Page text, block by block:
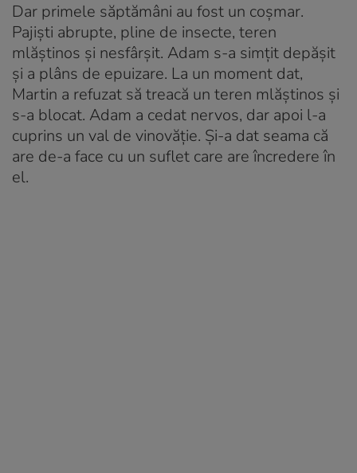
Dar primele săptămâni au fost un coșmar.
Pajiști abrupte, pline de insecte, teren
mlăștinos și nesfârșit. Adam s-a simțit depășit
și a plâns de epuizare. La un moment dat,
Martin a refuzat să treacă un teren mlăștinos și
s-a blocat. Adam a cedat nervos, dar apoi l-a
cuprins un val de vinovăție. Și-a dat seama că
are de-a face cu un suflet care are încredere în
el.